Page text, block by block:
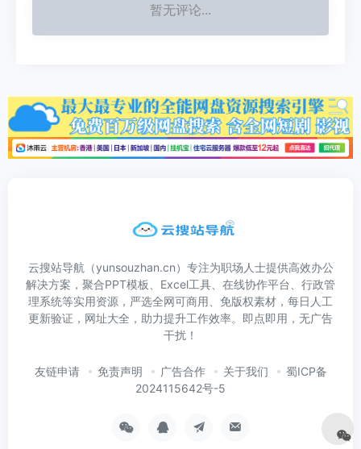
暂无评论...
云搜站导航（yunsouzhan.cn）专注为职场人士提供高效办公
解决方案，聚合PPT模板、Excel工具、在线协作平台、行政管
理系统等实用资源，严选全网可商用、免版权素材，每日人工
更新验证，网址大全，助力提升工作效率。即点即用，无广告
干扰！
友链申请 免责声明 广告合作 关于我们
蜀ICP备
2024115642号-5